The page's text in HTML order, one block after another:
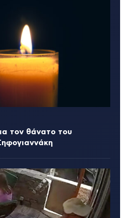
τον θάνατο του